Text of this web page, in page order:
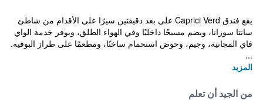
يقع فندق Caprici Verd على بعد دقيقتين سيرًا على الأقدام من شاطئ
سانتا سوزانا، ويضم مسبحًا داخليًا وفي الهواء الطلق، ويوفر خدمة الواي
فاي المجانية، وجيم، وحوض استحمام ساخنًا، ومطعمًا على طراز البوفيه.
...
المزيد
من الجيد أن تعلم